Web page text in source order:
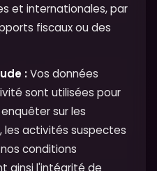
et internationales, par
fiscaux ou des
:Vos données
sont utilisées pour
sur les
les activités suspectes
conditions
ainsi l'intégrité de